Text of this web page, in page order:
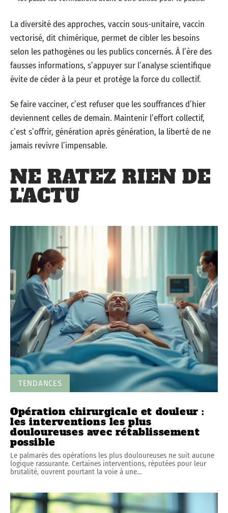
La diversité des approches, vaccin sous-unitaire, vaccin
vectorisé, dit chimérique, permet de cibler les besoins
selon les pathogènes ou les publics concernés. À l’ère des
fausses informations, s’appuyer sur l’analyse scientifique
évite de céder à la peur et protège la force du collectif.
Se faire vacciner, c’est refuser que les souffrances d’hier
deviennent celles de demain. Maintenir l’effort collectif,
c’est s’offrir, génération après génération, la liberté de ne
jamais revivre l’impensable.
NE RATEZ RIEN DE
L'ACTU
TENDANCES
Opération chirurgicale et douleur :
les interventions les plus
douloureuses avec rétablissement
possible
Le palmarès des opérations les plus douloureuses ne suit aucune
logique rassurante. Certaines interventions, réputées pour leur
brutalité, ouvrent pourtant la voie à une…